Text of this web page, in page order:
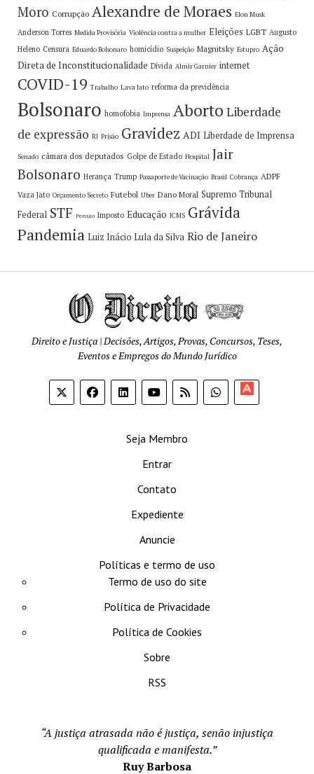
Moro Corrupção Alexandre de Moraes Elon Musk
Anderson Torres Medida Provisória Violência contra a mulher Eleições LGBT Augusto
Heleno Censura Eduardo Bolsonaro homicídio Suspeição Magnitsky Estupro Ação
Direta de Inconstitucionalidade Dívida Almir Garnier internet
COVID-19 Trabalho Lava Jato reforma da previdência
Bolsonaro homofobia Imprensa Aborto Liberdade
de expressão RJ Prisão Gravidez ADI Liberdade de Imprensa
Senado câmara dos deputados Golpe de Estado Hospital Jair
Bolsonaro Herança Trump Passaporte de Vacinação Brasil Cobrança ADPF
Vaza Jato Orçamento Secreto Futebol Uber Dano Moral Supremo Tribunal
Federal STF Pensão Imposto Educação ICMS Grávida
Pandemia Luiz Inácio Lula da Silva Rio de Janeiro
Direito e Justiça | Decisões, Artigos, Provas, Concursos, Teses,
Eventos e Empregos do Mundo Jurídico
Seja Membro
Entrar
Contato
Expediente
Anuncie
Políticas e termo de uso
Termo de uso do site
Política de Privacidade
Política de Cookies
Sobre
RSS
“A justiça atrasada não é justiça, senão injustiça
qualificada e manifesta.”
Ruy Barbosa